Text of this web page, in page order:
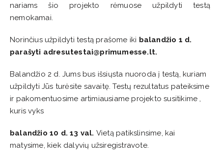
nariams šio projekto rėmuose užpildyti testą
nemokamai.
Norinčius užpildyti testą prašome iki balandžio 1 d.
parašyti adresutestai@primumesse.lt.
Balandžio 2 d. Jums bus išsiųsta nuoroda į testą, kuriam
užpildyti Jūs turėsite savaitę. Testų rezultatus pateiksime
ir pakomentuosime artimiausiame projekto susitikime ,
kuris vyks
balandžio 10 d. 13 val. Vietą patikslinsime, kai
matysime, kiek dalyvių užsiregistravote.